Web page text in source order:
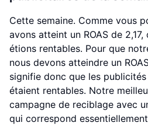
Cette semaine. Comme vous
avons atteint un ROAS de
étions rentables. Pour que
nous devons atteindre un
signifie donc que les
étaient rentables. Notre
campagne de reciblage avec
qui correspond